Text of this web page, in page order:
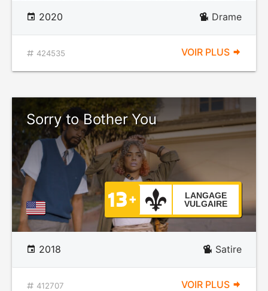
2020 Drame
424535 VOIR PLUS
Sorry to Bother You
LANGAGE
VULGAIRE
2018 Satire
412707 VOIR PLUS